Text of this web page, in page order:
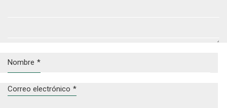
Nombre *
Correo electrónico *